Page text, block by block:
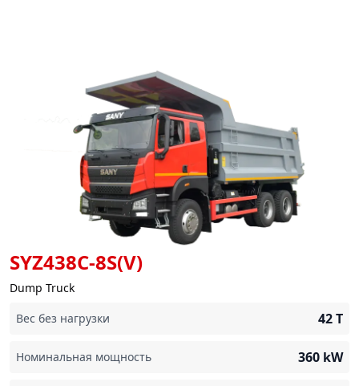
SYZ438C-8S(V)
Dump Truck
Вес без нагрузки
42T
Номинальная мощность 360 kW